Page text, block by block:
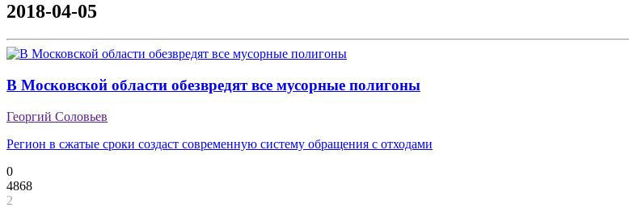
2018-04-05
В Московской области обезвредят все мусорные полигоны
Георгий Соловьев
Регион в сжатые сроки создаст современную систему обращения с отходами
0
4868
2